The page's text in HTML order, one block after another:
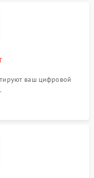
ваш цифровой